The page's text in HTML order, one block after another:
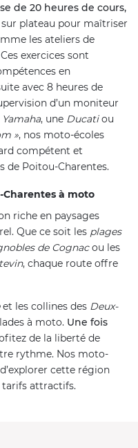
de 20 heures de cours,
sur plateau pour maîtriser
les ateliers de
exercices sont
en
avec 8 heures de
d’un moniteur
Yamaha, une Ducatiou
», nos moto-écoles
compétent et
de Poitou-Charentes.
Charentes à moto
riche en paysages
Que ce soit les plages
de Cognacou les
, chaque route offre
et les collines des Deux-
à moto. Une fois
de la liberté de
rythme. Nos moto-
cette région
tarifs attractifs.